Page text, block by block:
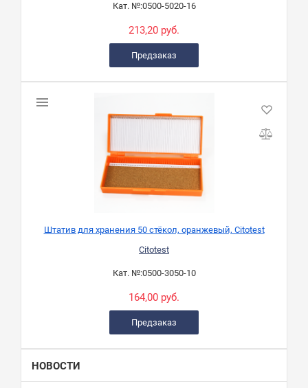
Кат. №:0500-5020-16
213,20 руб.
Предзаказ
Штатив для хранения 50 стёкол, оранжевый, Citotest
Citotest
Кат. №:0500-3050-10
164,00 руб.
Предзаказ
НОВОСТИ